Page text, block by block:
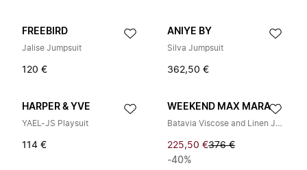
FREEBIRD
Jalise Jumpsuit
120 €
ANIYE BY
Silva Jumpsuit
362,50 €
HARPER & YVE
YAEL-JS Playsuit
114 €
WEEKEND MAX MARA
Batavia Viscose and Linen Jumpsuit
225,50 €376 €
-40%